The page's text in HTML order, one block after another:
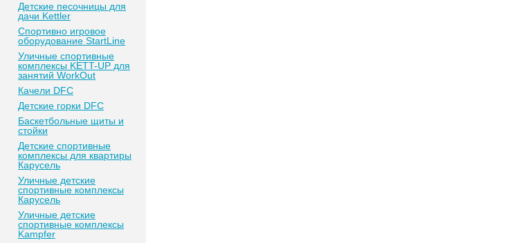
Детские песочницы для
дачи Kettler
Спортивно игровое
оборудование StartLine
Уличные спортивные
комплексы KETT-UP для
занятий WorkOut
Качели DFC
Детские горки DFC
Баскетбольные щиты и
стойки
Детские спортивные
комплексы для квартиры
Карусель
Уличные детские
спортивные комплексы
Карусель
Уличные детские
спортивные комплексы
Kampfer